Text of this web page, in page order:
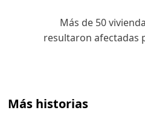
Más de 50
resultaron afectadas
Más historias